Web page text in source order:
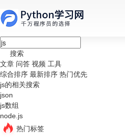
搜索
文章 问答 视频 工具
综合排序 最新排序 热门优先
js的相关搜索
json
js数组
node.js
热门标签